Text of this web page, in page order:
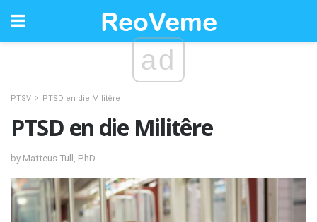
ad
PTSV PTSD en die Militêre
PTSD en die Militêre
by Matteus Tull, PhD